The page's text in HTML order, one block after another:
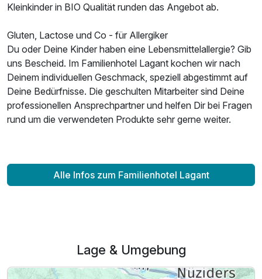
Kleinkinder in BIO Qualität runden das Angebot ab.
Gluten, Lactose und Co - für Allergiker
Du oder Deine Kinder haben eine Lebensmittelallergie? Gib
uns Bescheid. Im Familienhotel Lagant kochen wir nach
Deinem individuellen Geschmack, speziell abgestimmt auf
Deine Bedürfnisse. Die geschulten Mitarbeiter sind Deine
professionellen Ansprechpartner und helfen Dir bei Fragen
rund um die verwendeten Produkte sehr gerne weiter.
Alle Infos zum Familienhotel Lagant
Lage & Umgebung